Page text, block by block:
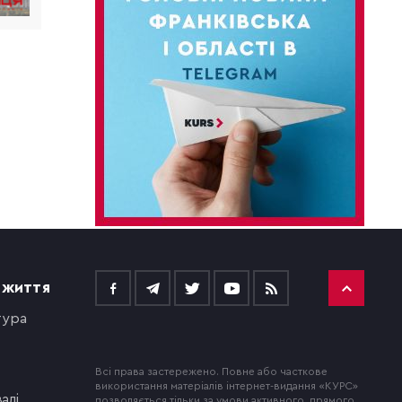
Всі права застережено. Повне або часткове
використання матеріалів інтернет-видання «КУРС»